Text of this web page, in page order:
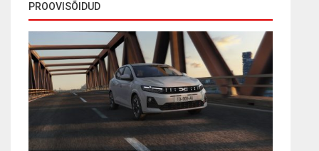
PROOVISÕIDUD